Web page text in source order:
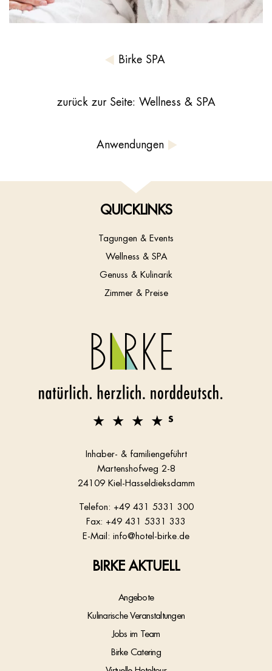
Birke SPA
zurück zur Seite: Wellness & SPA
Anwendungen
QUICKLINKS
Tagungen & Events
Wellness & SPA
Genuss & Kulinarik
Zimmer & Preise
Inhaber- & familiengeführt
Martenshofweg 2-8
24109 Kiel-Hasseldieksdamm
Telefon: +49 431 5331 300
Fax: +49 431 5331 333
E-Mail: info@hotel-birke.de
BIRKE AKTUELL
Angebote
Kulinarische Veranstaltungen
Jobs im Team
Birke Catering